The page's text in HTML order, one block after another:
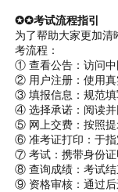
✪✪考试流程指引
为了帮助大家更加清
考流程：
① 查看公告：访问中
② 用户注册：使用真
③ 填报信息：规范填
④ 选择承诺：阅读并
⑤ 网上交费：按照提
⑥ 准考证打印：于指
⑦ 考试：携带身份证
⑧ 查询成绩：考试结
⑨ 资格审核：通过后